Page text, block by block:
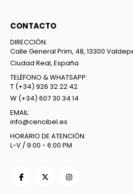
CONTACTO
DIRECCIÓN:
Calle General Prim, 48, 13300
Ciudad Real, España
TELÉFONO & WHATSAPP:
T (+34) 926 32 22 42
W (+34) 607 30 34 14
EMAIL:
info@cencibel.es
HORARIO DE ATENCIÓN:
L-V / 9:00 - 6:00 PM